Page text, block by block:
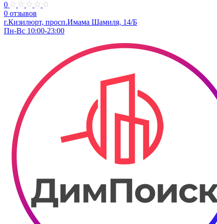
0
0 отзывов
г.Кизилюрт, просп.Имама Шамиля, 14/Б
Пн-Вс 10:00-23:00